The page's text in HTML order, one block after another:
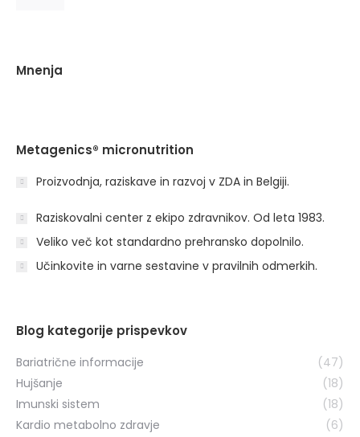
Mnenja
Metagenics® micronutrition
Proizvodnja, raziskave in razvoj v ZDA in Belgiji.
Raziskovalni center z ekipo zdravnikov. Od leta 1983.
Veliko več kot standardno prehransko dopolnilo.
Učinkovite in varne sestavine v pravilnih odmerkih.
Blog kategorije prispevkov
Bariatrične informacije
(47)
Hujšanje
(18)
Imunski sistem
(18)
Kardio metabolno zdravje
(6)